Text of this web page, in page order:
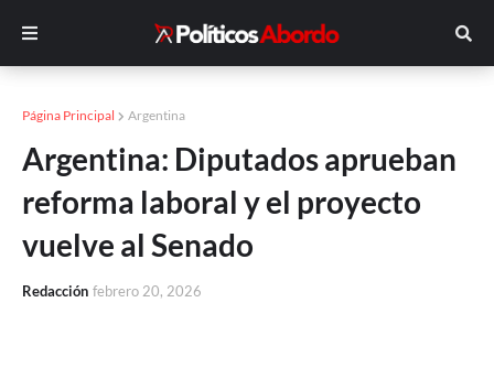
Página Principal Argentina
Argentina: Diputados aprueban
reforma laboral y el proyecto
vuelve al Senado
Redacción febrero 20, 2026